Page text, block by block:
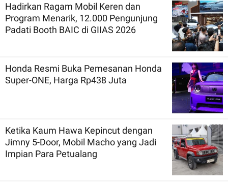
Hadirkan Ragam Mobil Keren dan
Program Menarik, 12.000 Pengunjung
Padati Booth BAIC di GIIAS 2026
Honda Resmi Buka Pemesanan Honda
Super-ONE, Harga Rp438 Juta
Ketika Kaum Hawa Kepincut dengan
Jimny 5-Door, Mobil Macho yang Jadi
Impian Para Petualang